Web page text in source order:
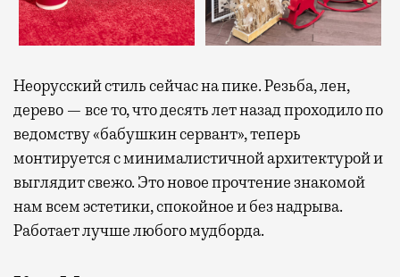
Неорусский стиль сейчас на пике. Резьба, лен,
дерево — все то, что десять лет назад проходило по
ведомству «бабушкин сервант», теперь
монтируется с минималистичной архитектурой и
выглядит свежо. Это новое прочтение знакомой
нам всем эстетики, спокойное и без надрыва.
Работает лучше любого мудборда.